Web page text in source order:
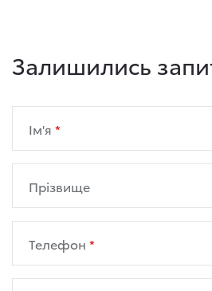
Залишились
Ім'я
Прізвище
Телефон